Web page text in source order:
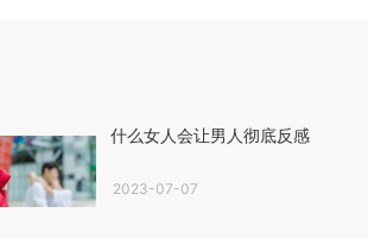
什么女人会让男人彻底反感
2023-07-07